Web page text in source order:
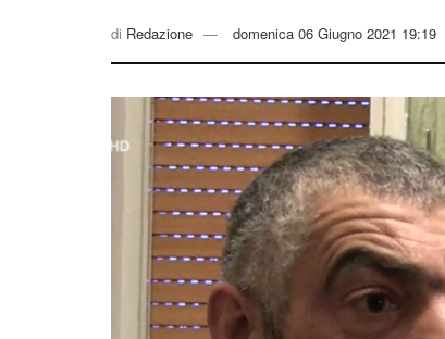
di Redazione domenica 06 Giugno 2021 19:19